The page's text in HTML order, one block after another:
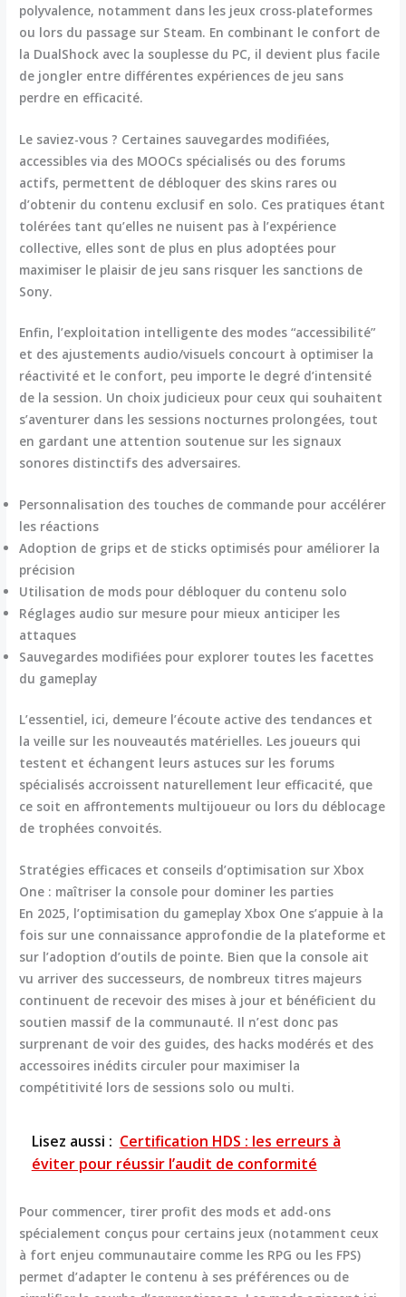
polyvalence, notamment dans les jeux cross-plateformes
ou lors du passage sur Steam. En combinant le confort de
la DualShock avec la souplesse du PC, il devient plus facile
de jongler entre différentes expériences de jeu sans
perdre en efficacité.
Le saviez-vous ? Certaines sauvegardes modifiées,
accessibles via des MOOCs spécialisés ou des forums
actifs, permettent de débloquer des skins rares ou
d’obtenir du contenu exclusif en solo. Ces pratiques étant
tolérées tant qu’elles ne nuisent pas à l’expérience
collective, elles sont de plus en plus adoptées pour
maximiser le plaisir de jeu sans risquer les sanctions de
Sony.
Enfin, l’exploitation intelligente des modes “accessibilité”
et des ajustements audio/visuels concourt à optimiser la
réactivité et le confort, peu importe le degré d’intensité
de la session. Un choix judicieux pour ceux qui souhaitent
s’aventurer dans les sessions nocturnes prolongées, tout
en gardant une attention soutenue sur les signaux
sonores distinctifs des adversaires.
Personnalisation des touches de commande pour accélérer
les réactions
Adoption de grips et de sticks optimisés pour améliorer la
précision
Utilisation de mods pour débloquer du contenu solo
Réglages audio sur mesure pour mieux anticiper les
attaques
Sauvegardes modifiées pour explorer toutes les facettes
du gameplay
L’essentiel, ici, demeure l’écoute active des tendances et
la veille sur les nouveautés matérielles. Les joueurs qui
testent et échangent leurs astuces sur les forums
spécialisés accroissent naturellement leur efficacité, que
ce soit en affrontements multijoueur ou lors du déblocage
de trophées convoités.
Stratégies efficaces et conseils d’optimisation sur Xbox
One : maîtriser la console pour dominer les parties
En 2025, l’optimisation du gameplay Xbox One s’appuie à la
fois sur une connaissance approfondie de la plateforme et
sur l’adoption d’outils de pointe. Bien que la console ait
vu arriver des successeurs, de nombreux titres majeurs
continuent de recevoir des mises à jour et bénéficient du
soutien massif de la communauté. Il n’est donc pas
surprenant de voir des guides, des hacks modérés et des
accessoires inédits circuler pour maximiser la
compétitivité lors de sessions solo ou multi.
Lisez aussi : Certification HDS : les erreurs à
éviter pour réussir l’audit de conformité
Pour commencer, tirer profit des mods et add-ons
spécialement conçus pour certains jeux (notamment ceux
à fort enjeu communautaire comme les RPG ou les FPS)
permet d’adapter le contenu à ses préférences ou de